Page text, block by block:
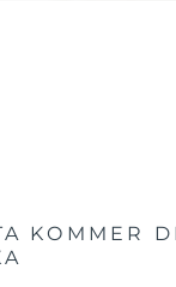
KOMMER